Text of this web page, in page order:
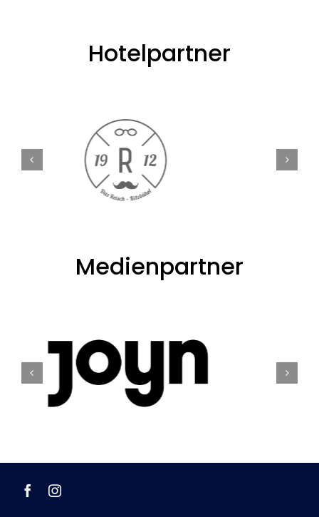
Hotelpartner
Medienpartner